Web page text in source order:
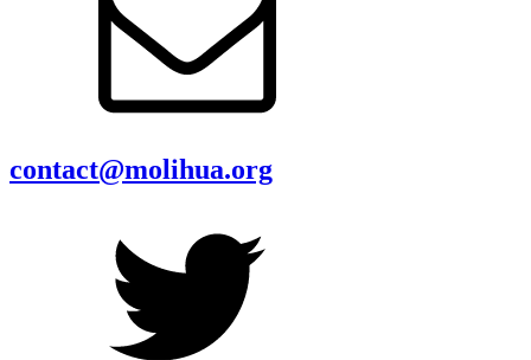
contact@molihua.org